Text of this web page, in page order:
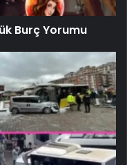
Burç Yorumu